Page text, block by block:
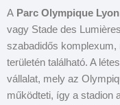
A Parc Olympique
vagy Stade des
szabadidős komplexum,
területén található. A
vállalat, mely az
működteti, így a stadion